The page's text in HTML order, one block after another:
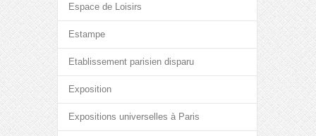
Espace de Loisirs
Estampe
Etablissement parisien disparu
Exposition
Expositions universelles à Paris